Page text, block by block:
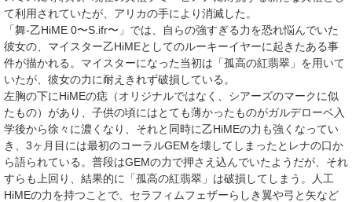
て利用されていたが、アリカの手により消滅した。
「舞-乙HiME 0〜S.ifr〜」では、自らの強すぎる力を恐れ悩んでいた
彼女の、マイスター乙HiMEとしてのルーキーイヤーに起きたある事
件が描かれる。マイスターになった当初は「孤高の紅翡翠 」を用いて
いたが、彼女の力に耐えきれず破損している。
左胸の下にHiMEの痣（オリジナルではなく、シアーズのマークに似
たもの）があり、子供の頃にはとても薄かったものがガルデローベ入
学後から徐々に濃くなり、それと同時に乙HiMEの力も強くなってい
き、3ヶ月目には最初のコーラルGEMを壊してしまったとレナの口か
ら語られている。普段はGEMの力で押さえ込んでいたようだが、それ
すらも上回り、結果的に「孤高の紅翡翠」は破損してしまう。人工
HiMEの力を持つことで、セラフィムフェザーらしき翼や弓と矢など